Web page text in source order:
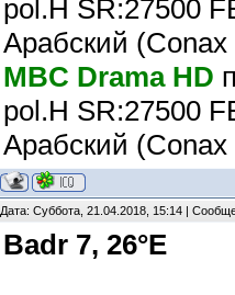
pol.H SR:27500
Арабский
MBC Drama HD
pol.H SR:27500
Арабский
Дата: Суббота, 21.04.2018, 15:14 |
Badr 7, 26°E